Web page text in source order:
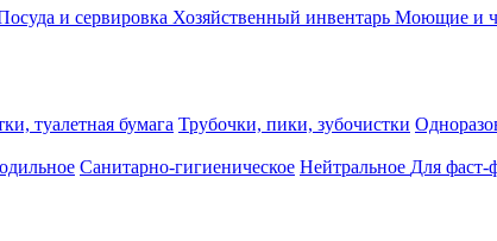
и сервировка Хозяйственный инвентарь Моющие и
туалетная бумага Трубочки, пики, зубочистки
Санитарно-гигиеническое Нейтральное Для фаст-